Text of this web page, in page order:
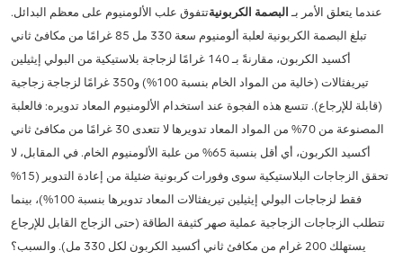
عندما يتعلق الأمر بـ البصمة الكربونيةتتفوق علب الألومنيوم على معظم البدائل.
تبلغ البصمة الكربونية لعلبة ألومنيوم سعة 330 مل 85 غرامًا من مكافئ ثاني
أكسيد الكربون، مقارنةً بـ 140 غرامًا لزجاجة بلاستيكية من البولي إيثيلين
تيريفثالات (خالية من المواد الخام بنسبة 100%) و350 غرامًا لزجاجة زجاجية
(قابلة للإرجاع). تتسع هذه الفجوة عند استخدام الألومنيوم المعاد تدويره: فالعلبة
المصنوعة من 70% من المواد المعاد تدويرها لا تتعدى 30 غرامًا من مكافئ ثاني
أكسيد الكربون، أي أقل بنسبة 65% من علبة الألومنيوم الخام. في المقابل، لا
تحقق الزجاجات البلاستيكية سوى وفورات كربونية ضئيلة من إعادة التدوير (15%
فقط لزجاجات البولي إيثيلين تيريفثالات المعاد تدويرها بنسبة 100%)، بينما
تتطلب الزجاجات الزجاجية عملية صهر كثيفة الطاقة (حتى الزجاج القابل للإرجاع
يستهلك 200 غرام من مكافئ ثاني أكسيد الكربون لكل 330 مل). والسبب؟